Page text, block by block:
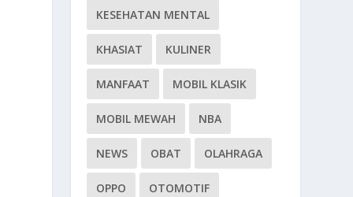
KESEHATAN MENTAL
KHASIAT KULINER
MANFAAT MOBIL KLASIK
MOBIL MEWAH NBA
NEWS OBAT OLAHRAGA
OPPO OTOMOTIF